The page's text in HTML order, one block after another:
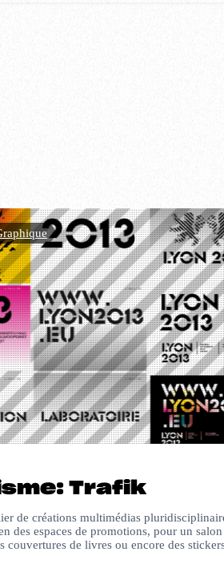
Trafik
de créations multimédias
des espaces de promotions, pour un
couvertures de livres ou encore des